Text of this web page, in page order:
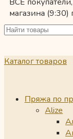
магазина
Каталог товаров
Пряжа по
Alize